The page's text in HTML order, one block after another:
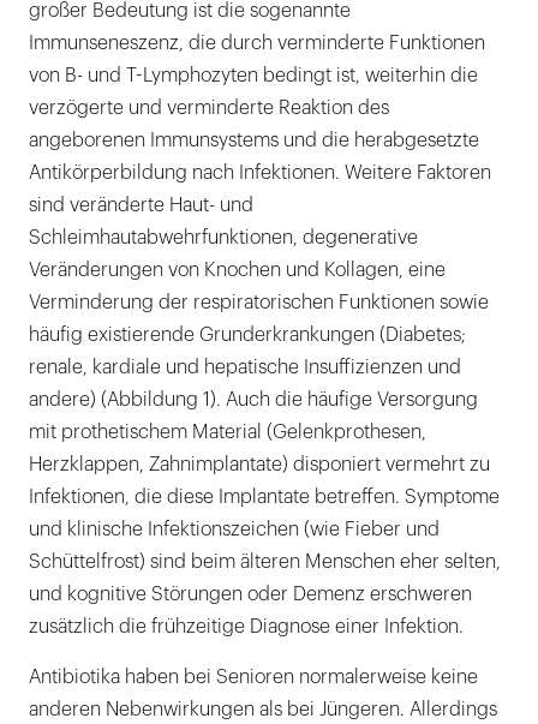
großer Bedeutung ist die sogenannte
Immunseneszenz, die durch verminderte Funktionen
von B- und T-Lymphozyten bedingt ist, weiterhin die
verzögerte und verminderte Reaktion des
angeborenen Immunsystems und die herabgesetzte
Antikörperbildung nach Infektionen. Weitere Faktoren
sind veränderte Haut- und
Schleimhautabwehrfunktionen, degenerative
Veränderungen von Knochen und Kollagen, eine
Verminderung der respiratorischen Funktionen sowie
häufig existierende Grunderkrankungen (Diabetes;
renale, kardiale und hepatische Insuffizienzen und
andere) (Abbildung 1). Auch die häufige Versorgung
mit prothetischem Material (Gelenkprothesen,
Herzklappen, Zahnimplantate) disponiert vermehrt zu
Infektionen, die diese Implantate betreffen. Symptome
und klinische Infektionszeichen (wie Fieber und
Schüttelfrost) sind beim älteren Menschen eher selten,
und kognitive Störungen oder Demenz erschweren
zusätzlich die frühzeitige Diagnose einer Infektion.
Antibiotika haben bei Senioren normalerweise keine
anderen Nebenwirkungen als bei Jüngeren. Allerdings